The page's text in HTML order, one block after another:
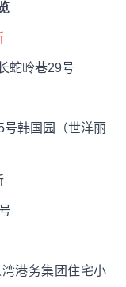
蛇岭巷29号
韩国园（世洋丽
港务集团住宅小